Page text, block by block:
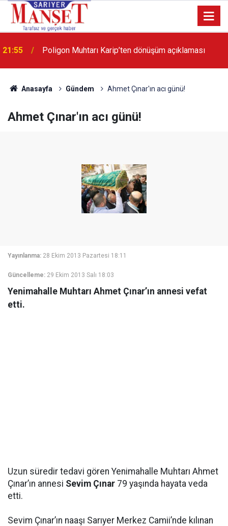
13:36 'Poligon'da İstanbul'a örnek proje gerçekleştirilecek'
Anasayfa Gündem Ahmet Çınar'ın acı günü!
Ahmet Çınar'ın acı günü!
Yayınlanma: 28 Ekim 2013 Pazartesi 18:11
Güncelleme: 29 Ekim 2013 Salı 18:03
Yenimahalle Muhtarı Ahmet Çınar’ın annesi vefat
etti.
Uzun süredir tedavi gören Yenimahalle Muhtarı Ahmet
Çınar’ın annesi Sevim Çınar 79 yaşında hayata veda
etti.
Sevim Çınar’ın naaşı Sarıyer Merkez Camii’nde kılınan